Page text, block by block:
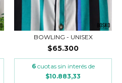
BOWLING - UNISEX
$65.300
6 cuotas sin interés de
$10.883,33